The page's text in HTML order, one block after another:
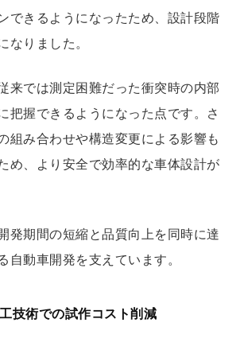
できるようになったため、設計段階
なりました。
来では測定困難だった衝突時の内部
把握できるようになった点です。さ
組み合わせや構造変更による影響も
め、より安全で効率的な車体設計が
発期間の短縮と品質向上を同時に達
自動車開発を支えています。
技術での試作コスト削減